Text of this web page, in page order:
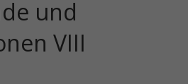
und
VIII